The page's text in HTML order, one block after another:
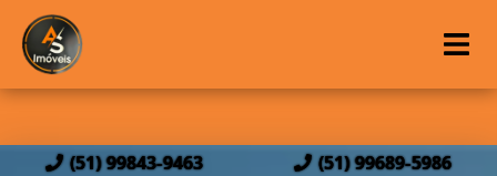
(51) 99843-9463 (51) 99689-5986